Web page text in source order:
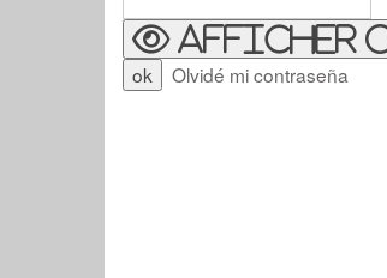
Afficher
Olvidé mi contraseña